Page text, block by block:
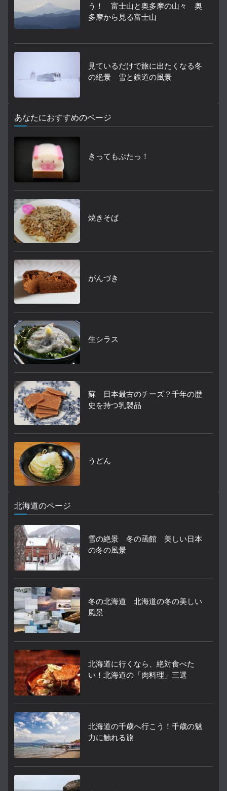
う！ 富士山と奥多摩の山々 奥
多摩から見る富士山
見ているだけで旅に出たくなる冬
の絶景 雪と鉄道の風景
あなたにおすすめのページ
きってもぶたっ！
焼きそば
がんづき
生シラス
蘇 日本最古のチーズ？千年の歴
史を持つ乳製品
うどん
北海道のページ
雪の絶景 冬の函館 美しい日本
の冬の風景
冬の北海道 北海道の冬の美しい
風景
北海道に行くなら、絶対食べた
い！北海道の「肉料理」三選
北海道の千歳へ行こう！千歳の魅
力に触れる旅